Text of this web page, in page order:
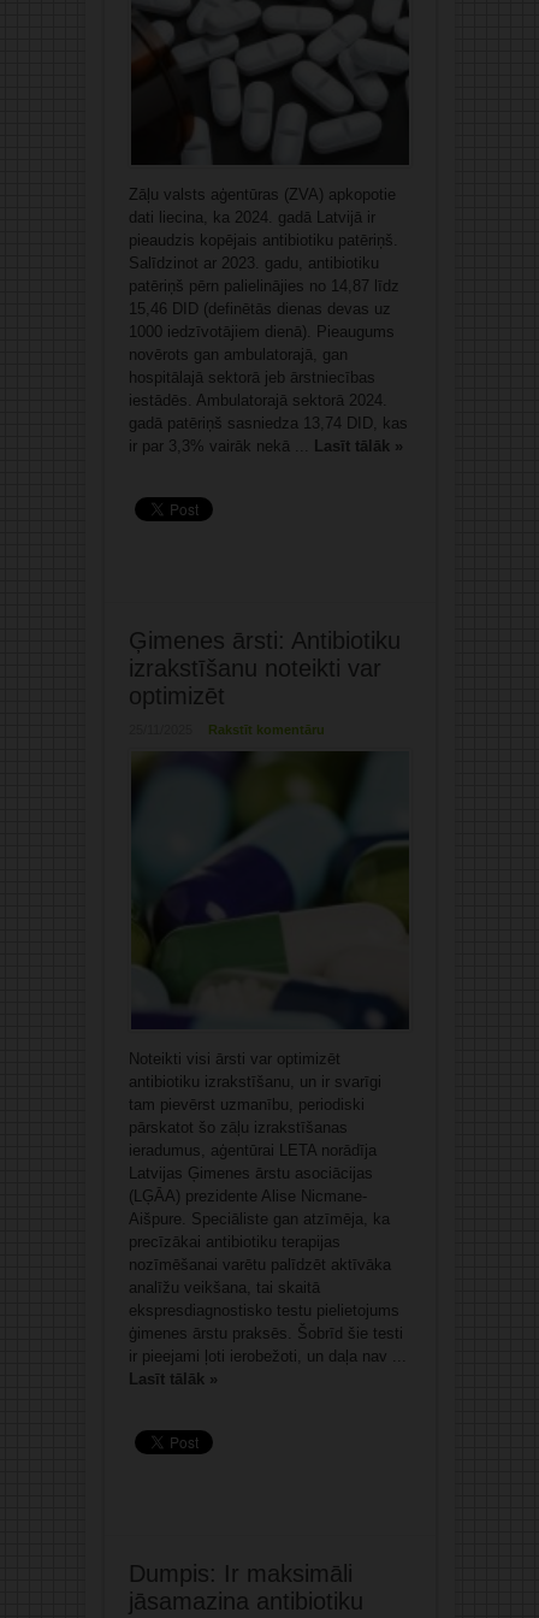
Zāļu valsts aģentūras (ZVA) apkopotie
dati liecina, ka 2024. gadā Latvijā ir
pieaudzis kopējais antibiotiku patēriņš.
Salīdzinot ar 2023. gadu, antibiotiku
patēriņš pērn palielinājies no 14,87 līdz
15,46 DID (definētās dienas devas uz
1000 iedzīvotājiem dienā). Pieaugums
novērots gan ambulatorajā, gan
hospitālajā sektorā jeb ārstniecības
iestādēs. Ambulatorajā sektorā 2024.
gadā patēriņš sasniedza 13,74 DID, kas
ir par 3,3% vairāk nekā ... Lasīt tālāk »
Ģimenes ārsti: Antibiotiku
izrakstīšanu noteikti var
optimizēt
Rakstīt komentāru
Noteikti visi ārsti var optimizēt
antibiotiku izrakstīšanu, un ir svarīgi
tam pievērst uzmanību, periodiski
pārskatot šo zāļu izrakstīšanas
ieradumus, aģentūrai LETA norādīja
Latvijas Ģimenes ārstu asociācijas
(LĢĀA) prezidente Alise Nicmane-
Aišpure. Speciāliste gan atzīmēja, ka
precīzākai antibiotiku terapijas
nozīmēšanai varētu palīdzēt aktīvāka
analīžu veikšana, tai skaitā
ekspresdiagnostisko testu pielietojums
ģimenes ārstu praksēs. Šobrīd šie testi
ir pieejami ļoti ierobežoti, un daļa nav ...
Lasīt tālāk »
Dumpis: Ir maksimāli
jāsamazina antibiotiku